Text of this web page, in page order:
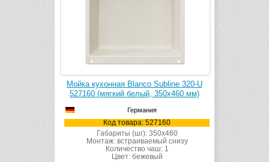
Мойка кухонная Blanco Subline 320-U
527160 (мягкий белый, 350х460 мм)
Германия
Код товара: 527160
Габариты (шг): 350x460
Монтаж: встраиваемый снизу
Количество чаш: 1
Цвет: бежевый